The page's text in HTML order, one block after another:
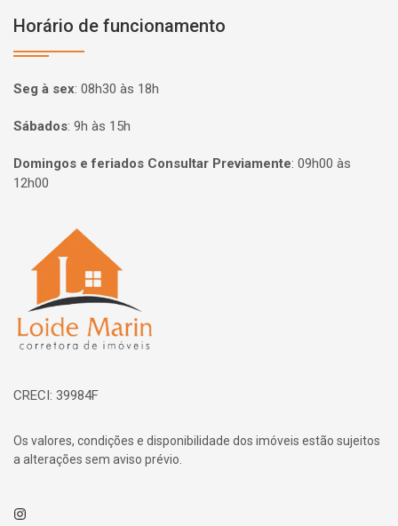
Horário de funcionamento
Seg à sex: 08h30 às 18h
Sábados: 9h às 15h
Domingos e feriados Consultar Previamente: 09h00 às
12h00
Página inicial
CRECI: 39984F
Os valores, condições e disponibilidade dos imóveis estão sujeitos
a alterações sem aviso prévio.
Instagram